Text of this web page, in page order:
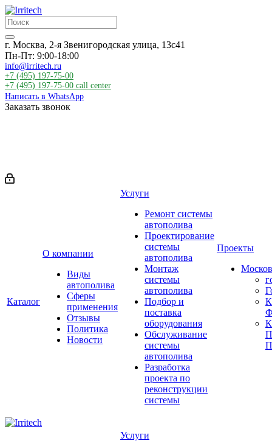
г. Москва, 2-я Звенигородская улица, 13с41
Пн-Пт: 9:00-18:00
info@irritech.ru
+7 (495) 197-75-00
+7 (495) 197-75-00 call center
Написать в WhatsApp
Заказать звонок
Каталог
О компании
Виды
автополива
Сферы
применения
Отзывы
Политика
Новости
Услуги
Ремонт системы
автополива
Проектирование
системы
автополива
Монтаж
системы
автополива
Подбор и
поставка
оборудования
Обслуживание
системы
автополива
Разработка
проекта по
реконструкции
системы
Проекты
Услуги